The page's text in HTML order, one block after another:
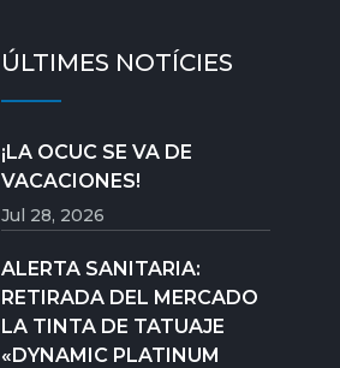
ÚLTIMES NOTÍCIES
¡LA OCUC SE VA DE
VACACIONES!
Jul 28, 2026
ALERTA SANITARIA:
RETIRADA DEL MERCADO
LA TINTA DE TATUAJE
«DYNAMIC PLATINUM